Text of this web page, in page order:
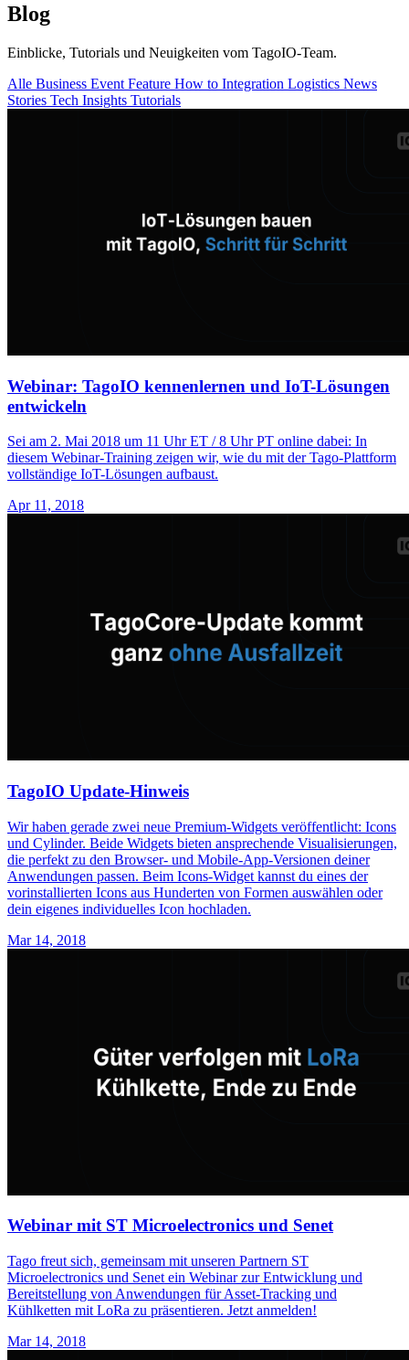
Blog
Einblicke, Tutorials und Neuigkeiten vom TagoIO-Team.
Alle Business Event Feature How to Integration Logistics News
Stories Tech Insights Tutorials
Webinar: TagoIO kennenlernen und IoT-Lösungen
entwickeln
Sei am 2. Mai 2018 um 11 Uhr ET / 8 Uhr PT online dabei: In
diesem Webinar-Training zeigen wir, wie du mit der Tago-Plattform
vollständige IoT-Lösungen aufbaust.
Apr 11, 2018
TagoIO Update-Hinweis
Wir haben gerade zwei neue Premium-Widgets veröffentlicht: Icons
und Cylinder. Beide Widgets bieten ansprechende Visualisierungen,
die perfekt zu den Browser- und Mobile-App-Versionen deiner
Anwendungen passen. Beim Icons-Widget kannst du eines der
vorinstallierten Icons aus Hunderten von Formen auswählen oder
dein eigenes individuelles Icon hochladen.
Mar 14, 2018
Webinar mit ST Microelectronics und Senet
Tago freut sich, gemeinsam mit unseren Partnern ST
Microelectronics und Senet ein Webinar zur Entwicklung und
Bereitstellung von Anwendungen für Asset-Tracking und
Kühlketten mit LoRa zu präsentieren. Jetzt anmelden!
Mar 14, 2018